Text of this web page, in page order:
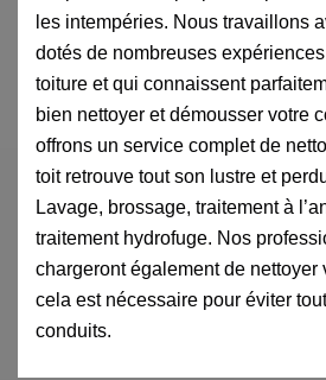
les intempéries. Nous travaillons
dotés de nombreuses
toiture et qui connaissent
bien nettoyer et démousser votre
offrons un service complet de
toit retrouve tout son lustre et
Lavage, brossage, traitement à
traitement hydrofuge. Nos
chargeront également de nettoyer
cela est nécessaire pour éviter
conduits.